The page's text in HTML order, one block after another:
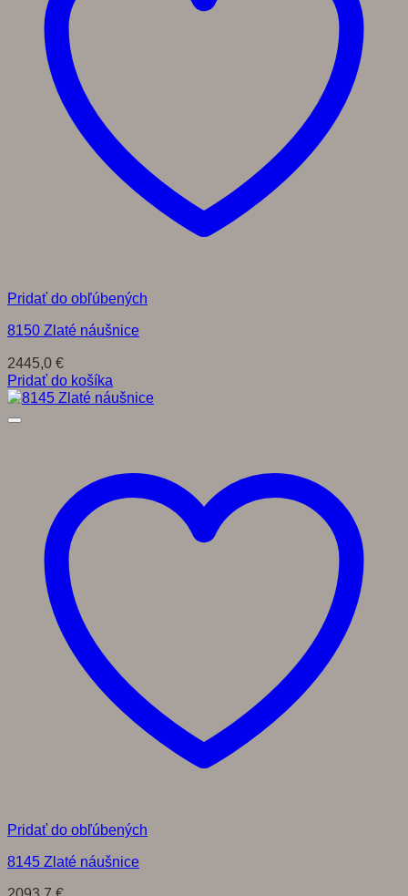
Pridať do obľúbených
8150 Zlaté náušnice
2445,0 €
Pridať do košíka
Pridať do obľúbených
8145 Zlaté náušnice